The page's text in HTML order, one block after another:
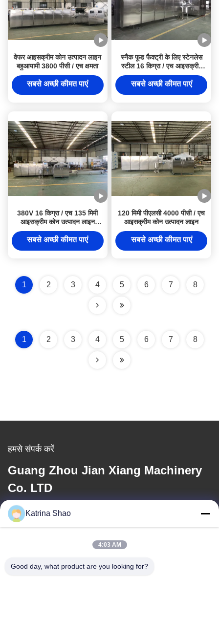
वेफर आइसक्रीम कोन उत्पादन लाइन
बहुआयामी 3800 पीसी / एच क्षमता
सबसे अच्छी कीमत पाएं
स्नैक फूड फैक्ट्री के लिए स्टेनलेस
स्टील 16 किग्रा / एच आइसक्रीम
कोन उत्पादन लाइन
सबसे अच्छी कीमत पाएं
380V 16 किग्रा / एच 135 मिमी
आइसक्रीम कोन उत्पादन लाइन
तापमान समायोज्य
सबसे अच्छी कीमत पाएं
120 मिमी पीएलसी 4000 पीसी / एच
आइसक्रीम कोन उत्पादन लाइन
सबसे अच्छी कीमत पाएं
1 2 3 4 5 6 7 8
1 2 3 4 5 6 7 8
हमसे संपर्क करें
Guang Zhou Jian Xiang Machinery
Co. LTD
ईमेल
हमारा पता
Katrina Shao
4:03 AM
Good day, what product are you looking for?